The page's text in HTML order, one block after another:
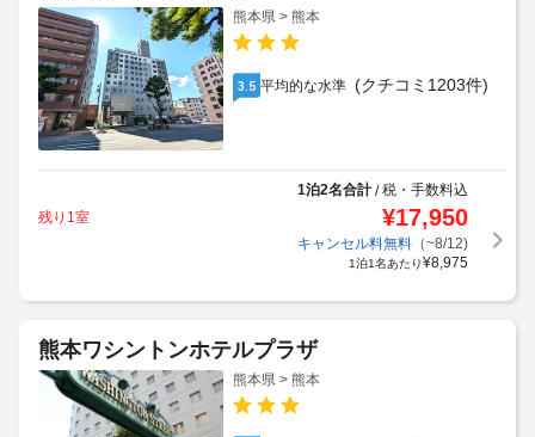
熊本県 > 熊本
3.5 平均的な水準 (クチコミ1203件)
1泊2名合計/税・手数料込
残り1室
¥17,950
キャンセル料無料（~8/12)
1泊1名あたり¥8,975
熊本ワシントンホテルプラザ
熊本県 > 熊本